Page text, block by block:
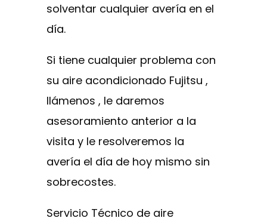
solventar cualquier avería en el
día.
Si tiene cualquier problema con
su aire acondicionado Fujitsu ,
llámenos , le daremos
asesoramiento anterior a la
visita y le resolveremos la
avería el día de hoy mismo sin
sobrecostes.
Servicio Técnico de aire